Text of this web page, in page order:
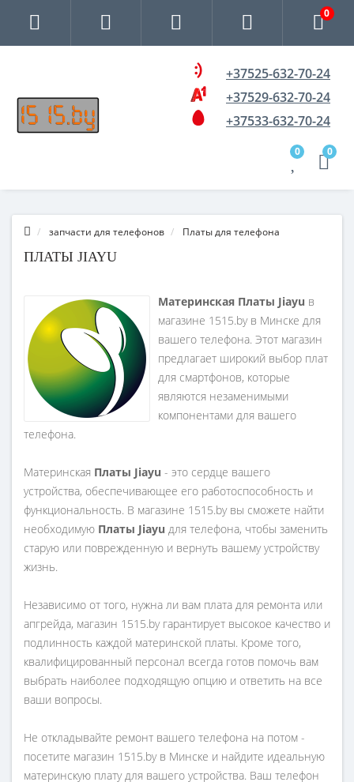
0
+37525-632-70-24
+37529-632-70-24
+37533-632-70-24
0 0
запчасти для телефонов Платы для телефона
ПЛАТЫ JIAYU
Материнская Платы Jiayu в
магазине 1515.by в Минске для
вашего телефона. Этот магазин
предлагает широкий выбор плат
для смартфонов, которые
являются незаменимыми
компонентами для вашего
телефона.
Материнская Платы Jiayu - это сердце вашего
устройства, обеспечивающее его работоспособность и
функциональность. В магазине 1515.by вы сможете найти
необходимую Платы Jiayu для телефона, чтобы заменить
старую или поврежденную и вернуть вашему устройству
жизнь.
Независимо от того, нужна ли вам плата для ремонта или
апгрейда, магазин 1515.by гарантирует высокое качество и
подлинность каждой материнской платы. Кроме того,
квалифицированный персонал всегда готов помочь вам
выбрать наиболее подходящую опцию и ответить на все
ваши вопросы.
Не откладывайте ремонт вашего телефона на потом -
посетите магазин 1515.by в Минске и найдите идеальную
материнскую плату для вашего устройства. Ваш телефон